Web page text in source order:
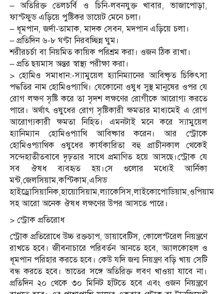
– অতিরিক্ত তেলচর্বি ও চিনি-লবনযুক্ত খাবার, ভাজাপোড়া,
ফাস্টফুড এড়িয়ে পুষ্টিকর ডায়েট মেনে চলা।
– ধূমপান, জর্দা-তামাক, মাদক সেবন, মদপান এড়িয়ে চলা।
– প্রতিদিন ৬-৮ ঘণ্টা নিরবচ্ছিন্ন ঘুম।
শরীরচর্চা বা নিয়মিত কায়িক পরিশ্রম করা। ওজন ঠিক রাখা।
– প্রতি ছয়মাস অন্তর স্বাস্থ্য পরীক্ষা করা।
> হোমিও সমাধান:-স্যামুয়েল হ্যানিম্যানের আবিষ্কৃত চিকিৎসা
পদ্ধতির নাম হোমিওপ্যাথি। যেকোনো ওষুধ সুস্থ মানুষের ওপর যে
রোগ লক্ষণ সৃষ্টি করে তা সৃদশ লক্ষণের রোগীকে আরোগ্য করতে
পারে। অর্থাৎ ওষুধের রোগ সৃষ্টিকারী ক্ষমতার মাধ্যমেই এ রোগ
আরোগ্যকারী ক্ষমতা নিহিত। এমনটাই মনে করে স্যামুয়েল
হ্যানিম্যান হোমিওপ্যাথি আবিষ্কার করেন। আর স্ট্রোকে
হোমিওপ্যাথিক ওষুধের কার্যকারিতা বহু প্রাচীনকাল থেকেই
সন্দেহাতীতবাবে দৃঢ়তার সাথে প্রমাণিত হয়ে আসছে।স্ট্রোক যে
সব ঔষধ ব্যবহৃত হয়।সে গুলোর মধ্যেই আর্নিকা
মন্ট,জেলসিয়াম,কস্টিকাম,এসিড
হাইড্রোসিয়ানিক,হায়োসিয়াম,ল্যাকেসিস,লাইকোপোডিয়াম,ওপিয়াম
সহ আরো অনেক ঔষধ লক্ষণের উপর আসতে পারে।
> স্ট্রোক প্রতিরোধ
স্ট্রোক প্রতিরোধে উচ্চ রক্তচাপ, ডায়াবেটিস, কোলেস্টরেল নিয়ন্ত্রণে
রাখতে হবে। জীবনাচারে পরিবর্তন আনতে হবে, অ্যালকোহল ও
ধূমপান পরিহার করতে হবে। কেউ যদি জন্ম নিয়ন্ত্রণ বড়ি খায় সেটি
বন্ধ করতে হবে। ভাতের সঙ্গে অতিরিক্ত লবণ খাওয়া যাবে না।
প্রতিদিন ২০ থেকে ৩০ মিনিট হাঁটতে হবে এবং ওজন নিয়ন্ত্রণে